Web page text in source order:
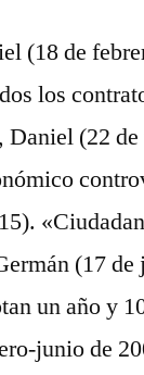
(18 de
los
Daniel (22
(17
un año y
junio de